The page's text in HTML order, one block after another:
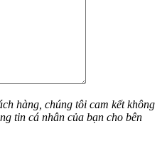
hàng, chúng tôi cam kết không
tin cá nhân của bạn cho bên